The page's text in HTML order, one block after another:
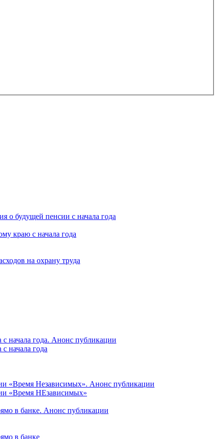
о будущей пенсии с начала года
краю с начала года
на охрану труда
начала года. Анонс публикации
начала года
«Время Независимых». Анонс публикации
«Время НЕзависимых»
в банке. Анонс публикации
в банке